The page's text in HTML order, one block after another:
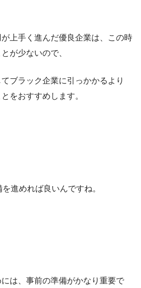
上手く進んだ優良企業は、この時
が少ないので、
ブラック企業に引っかかるより
をおすすめ します。
進めれば良いんですね。
は、事前の準備がかなり重要で